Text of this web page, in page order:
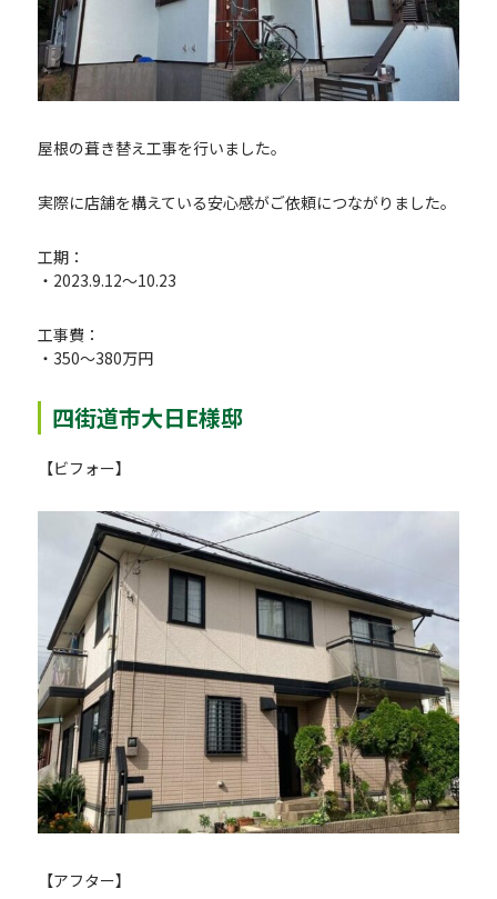
屋根の葺き替え工事を行いました。
実際に店舗を構えている安心感がご依頼につながりました。
工期：
・2023.9.12〜10.23
工事費：
・350～380万円
四街道市大日E様邸
【ビフォー】
【アフター】